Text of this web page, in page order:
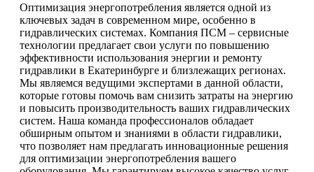
Оптимизация энергопотребления является одной из
ключевых задач в современном мире, особенно в
гидравлических системах. Компания ПСМ – сервисные
технологии предлагает свои услуги по повышению
эффективности использования энергии и ремонту
гидравлики в Екатеринбурге и близлежащих регионах.
Мы являемся ведущими экспертами в данной области,
которые готовы помочь вам снизить затраты на энергию
и повысить производительность ваших гидравлических
систем. Наша команда профессионалов обладает
обширным опытом и знаниями в области гидравлики,
что позволяет нам предлагать инновационные решения
для оптимизации энергопотребления вашего